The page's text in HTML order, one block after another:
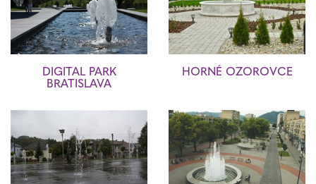
DIGITAL PARK
BRATISLAVA
HORNÉ OZOROVCE